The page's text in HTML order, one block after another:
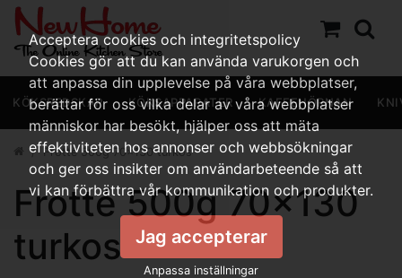
KÖKSREDSKAP KÖKSAPPARATER KAFFEHÖRNAN
Frotté 500g 70x130 turkos
Frotté 500g 70x130
turkos
Acceptera cookies och integritetspolicy
Cookies gör att du kan använda varukorgen och
att anpassa din upplevelse på våra webbplatser,
berättar för oss vilka delar av våra webbplatser
människor har besökt, hjälper oss att mäta
effektiviteten hos annonser och webbsökningar
och ger oss insikter om användarbeteende så att
vi kan förbättra vår kommunikation och produkter.
Jag accepterar
Anpassa inställningar